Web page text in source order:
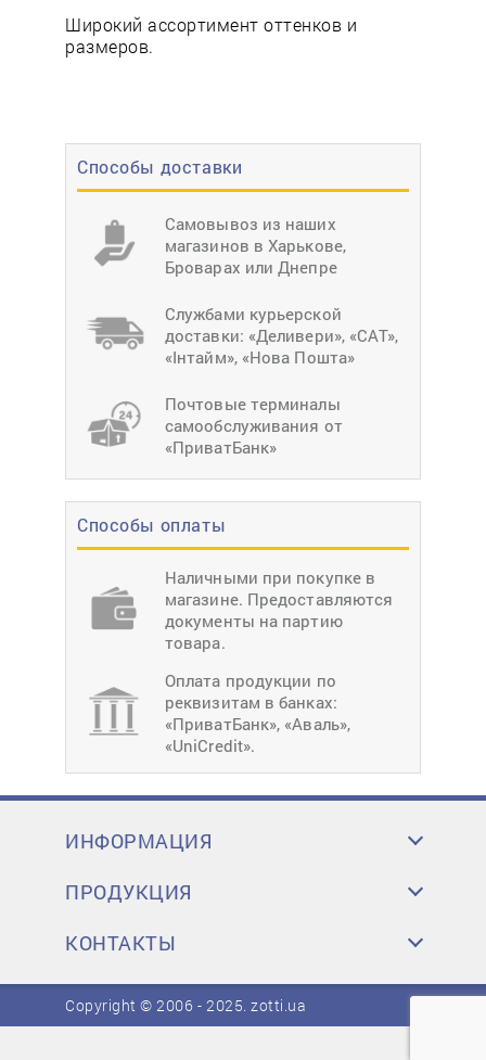
Способы доставки
Самовывоз из наших
магазинов в Харькове,
Броварах или Днепре
Службами курьерской
доставки: «Деливери», «САТ»,
«Інтайм», «Нова Пошта»
Почтовые терминалы
самообслуживания от
«ПриватБанк»
Способы оплаты
Наличными при покупке в
магазине. Предоставляются
документы на партию
товара.
Оплата продукции по
реквизитам в банках:
«ПриватБанк», «Аваль»,
«UniCredit».
Широкий ассортимент оттенков и
размеров.
ИНФОРМАЦИЯ
ПРОДУКЦИЯ
КОНТАКТЫ
Copyright © 2006 - 2025.zotti.ua